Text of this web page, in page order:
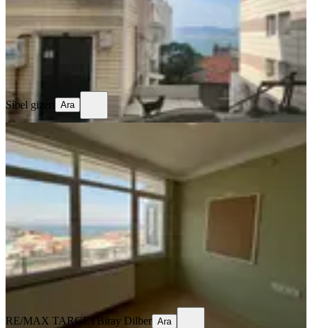
3.450.000 ₺
Sibel gizeri
Ara
Sibel gizeri Ara
YENİ
Satılık 3+1 Körfez Manzaralı , Hatay
Metro'ya Yakın Daire
Konak, Murat Reis Mahallesi
·Çatı Katı
5.400.000 ₺
RE/MAX TARGETBiray Dilber
RE/MAX TARGETBiray Dilber Ara